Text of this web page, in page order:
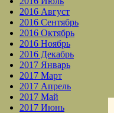
2016 Август
2016 Сентябрь
2016 Октябрь
2016 Ноябрь
2016 Декабрь
2017 Январь
2017 Март
2017 Апрель
2017 Май
2017 Июнь